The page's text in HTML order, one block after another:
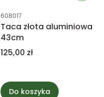
Kod produktu
608017
Taca złota aluminiowa
43cm
Cena
125,00 zł
Do koszyka